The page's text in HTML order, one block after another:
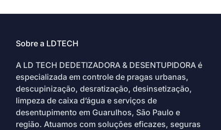
Sobre a LDTECH
A LD TECH DEDETIZADORA & DESENTUPIDORA é
especializada em controle de pragas urbanas,
descupinização, desratização, desinsetização,
limpeza de caixa d’água e serviços de
desentupimento em Guarulhos, São Paulo e
região. Atuamos com soluções eficazes, seguras